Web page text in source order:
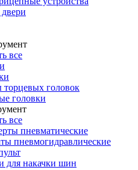
все
головок
головки
все
пневматические
пневмогидравлические
для накачки шин